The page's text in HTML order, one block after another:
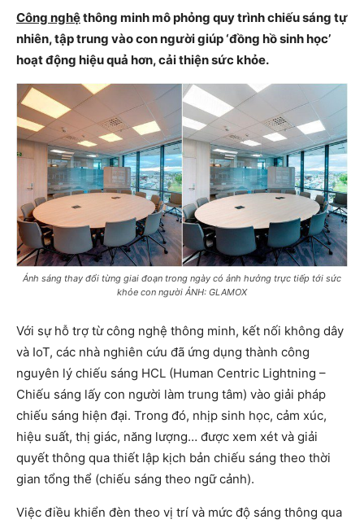
Công nghệthông minh mô phỏng quy trình chiếu sáng tự
nhiên, tập trung vào con người giúp ‘đồng hồ sinh học’
hoạt động hiệu quả hơn, cải thiện sức khỏe.
Ánh sáng thay đổi từng giai đoạn trong ngày có ảnh hưởng trực tiếp tới sức
khỏe con người ẢNH: GLAMOX
Với sự hỗ trợ từ công nghệ thông minh, kết nối không dây
và IoT, các nhà nghiên cứu đã ứng dụng thành công
nguyên lý chiếu sáng HCL (Human Centric Lightning –
Chiếu sáng lấy con người làm trung tâm) vào giải pháp
chiếu sáng hiện đại. Trong đó, nhịp sinh học, cảm xúc,
hiệu suất, thị giác, năng lượng… được xem xét và giải
quyết thông qua thiết lập kịch bản chiếu sáng theo thời
gian tổng thể (chiếu sáng theo ngữ cảnh).
Việc điều khiển đèn theo vị trí và mức độ sáng thông qua